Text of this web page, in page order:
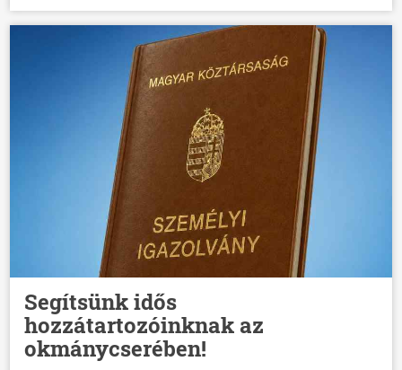
Segítsünk idős
hozzátartozóinknak az
okmánycserében!